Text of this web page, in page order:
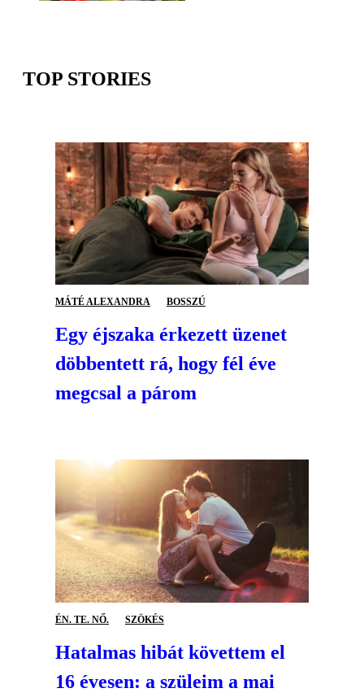
TOP STORIES
MÁTÉ ALEXANDRA BOSSZÚ
Egy éjszaka érkezett üzenet
döbbentett rá, hogy fél éve
megcsal a párom
ÉN. TE. NŐ. SZÖKÉS
Hatalmas hibát követtem el
16 évesen: a szüleim a mai